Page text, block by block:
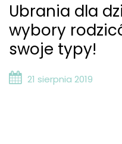
Ubrania dla
wybory
swoje typy!
21 sierpnia 2019